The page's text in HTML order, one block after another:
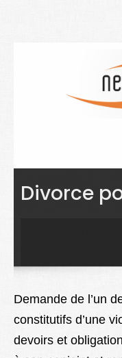
Actualités
Soins
Droit
Lexique
Better Health
Divorce
Demande de l’un
constitutifs d’une
devoirs et